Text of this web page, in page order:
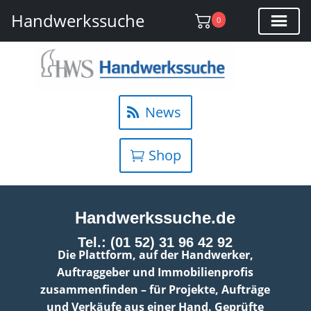
Handwerkssuche 0
News
Shop
Handwerkssuche.de
Tel.: (01 52) 31 96 42 92
Die Plattform, auf der Handwerker,
Auftraggeber und Immobilienprofis
zusammenfinden – für Projekte, Aufträge
und Verkäufe aus einer Hand. Geprüfte